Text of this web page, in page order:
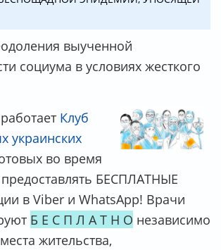
выученной
социума в условиях жесткого
Клуб
украинских
во время
БЕСПЛАТНЫЕ
в Viber и WhatsApp! Врачи
Б Е С П Л А Т Н О независимо
жительства,